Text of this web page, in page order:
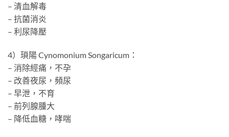
– 清血解毒
– 抗菌消炎
– 利尿降壓
4）瑣陽 Cynomonium Songaricum：
– 消除經痛，不孕
– 改善夜尿，頻尿
– 早泄，不育
– 前列腺腫大
– 降低血糖，哮喘